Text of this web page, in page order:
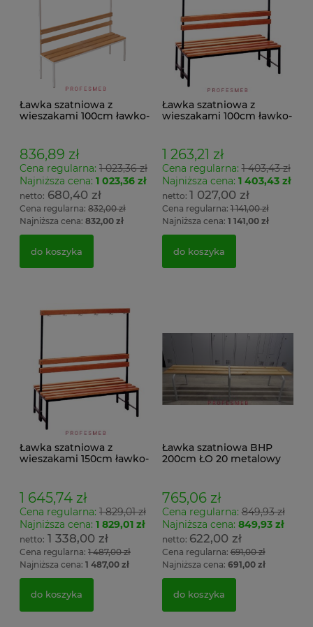
Ławka szatniowa z
wieszakami 100cm ławko-
836,89 zł
Cena regularna: 1 023,36 zł
Najniższa cena: 1 023,36 zł
680,40 zł
Cena regularna: 832,00 zł
Najniższa cena: 832,00 zł
do koszyka
Ławka szatniowa z
wieszakami 100cm ławko-
1 263,21 zł
Cena regularna:1 403,43 zł
Najniższa cena: 1 403,43 zł
1 027,00 zł
Cena regularna:1 141,00 zł
Najniższa cena: 1 141,00 zł
do koszyka
Ławka szatniowa z
wieszakami 150cm ławko-
1 645,74 zł
Cena regularna: 1 829,01 zł
Najniższa cena: 1 829,01 zł
1 338,00 zł
Cena regularna: 1 487,00 zł
Najniższa cena: 1 487,00 zł
do koszyka
Ławka szatniowa BHP
200cm ŁO 20 metalowy
765,06 zł
Cena regularna:849,93 zł
Najniższa cena: 849,93 zł
622,00 zł
Cena regularna:691,00 zł
Najniższa cena: 691,00 zł
do koszyka